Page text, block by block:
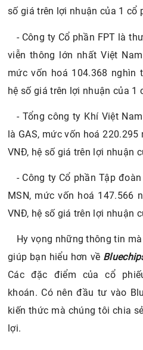
số giá trên lợi nhuận của 1 cổ
- Công ty Cổ phần FPT là
viễn thông lớn nhất Việt
mức vốn hoá 104.368 nghìn
hệ số giá trên lợi nhuận của 1
- Tổng công ty Khí Việt
là GAS, mức vốn hoá
VNĐ, hệ số giá trên lợi nhuận
- Công ty Cổ phần Tập
MSN, mức vốn hoá 147.566
VNĐ, hệ số giá trên lợi nhuận
Hy vọng những thông tin
giúp bạn hiểu hơn về
Các đặc điểm của cổ
khoán. Có nên đầu tư vào
kiến thức mà chúng tôi chia
lợi.